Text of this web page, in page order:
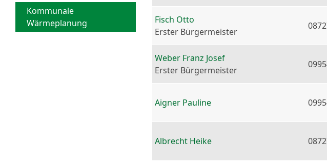
Kommunale
Wärmeplanung
Fisch Otto
Erster Bürgermeister
Weber Franz Josef
Erster Bürgermeister
Aigner Pauline
Albrecht Heike